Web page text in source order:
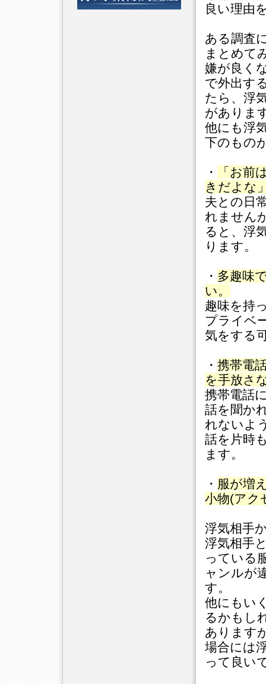
良い理由
ある調査
まとめて
嫌が良く
で外出す
たら、浮
がありま
他にも浮
下のもの
・
「お前
きだよな
夫との日
れません
ると、浮
ります。
・ 多趣味
い。
趣味を持
プライベ
気をする
・ 携帯電
を手放さ
携帯電話
話を聞か
れないよ
話を片時
ます。
・ 服が増
小物(アク
浮気相手
浮気相手
っている
ャンルが
す。
他にもい
るかもし
あります
場合には
って良い